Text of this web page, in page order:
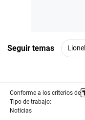
Seguir temas
Conforme a los criterios de
Tipo de trabajo:
Noticias